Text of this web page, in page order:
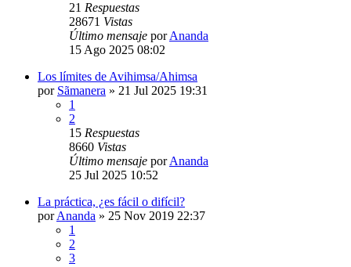
21 Respuestas
28671 Vistas
Último mensaje porAnanda
15 Ago 2025 08:02
Los límites de Avihimsa/Ahimsa
por Sãmanera » 21 Jul 2025 19:31
1
2
15 Respuestas
8660 Vistas
Último mensaje porAnanda
25 Jul 2025 10:52
La práctica, ¿es fácil o difícil?
porAnanda » 25 Nov 2019 22:37
1
2
3